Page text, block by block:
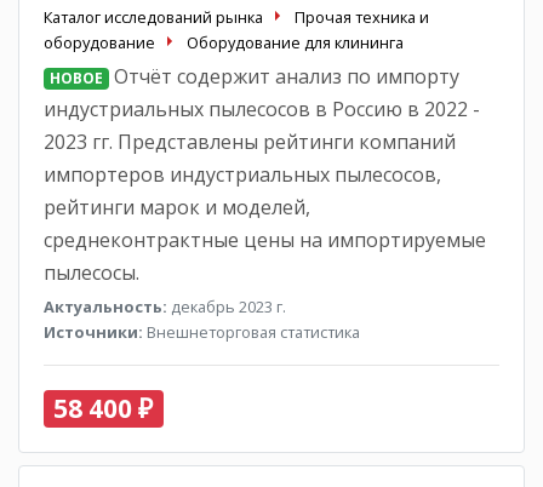
Каталог исследований рынка
Прочая техника и
оборудование
Оборудование для клининга
НОВОЕ Отчёт содержит анализ по импорту
индустриальных пылесосов в Россию в 2022 -
2023 гг. Представлены рейтинги компаний
импортеров индустриальных пылесосов,
рейтинги марок и моделей,
среднеконтрактные цены на импортируемые
пылесосы.
Актуальность: декабрь 2023 г.
Источники: Внешнеторговая статистика
58 400 ₽